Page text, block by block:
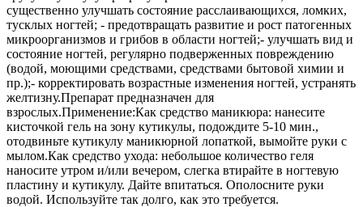
существенно улучшать состояние расслаивающихся, ломких,
тусклых ногтей; - предотвращать развитие и рост патогенных
микроорганизмов и грибов в области ногтей;- улучшать вид и
состояние ногтей, регулярно подверженных повреждению
(водой, моющими средствами, средствами бытовой химии и
пр.);- корректировать возрастные изменения ногтей, устранять
желтизну.Препарат предназначен для
взрослых.Применение:Как средство маникюра: нанесите
кисточкой гель на зону кутикулы, подождите 5-10 мин.,
отодвиньте кутикулу маникюрной лопаткой, вымойте руки с
мылом.Как средство ухода: небольшое количество геля
наносите утром и/или вечером, слегка втирайте в ногтевую
пластину и кутикулу. Дайте впитаться. Ополосните руки
водой. Используйте так долго, как это требуется.